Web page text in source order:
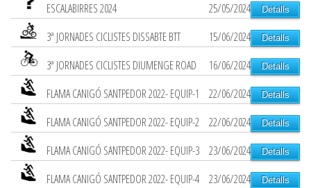
ESCALABIRRES 2024 25/05/2024 Detalls
3ª JORNADES CICLISTES DISSABTE BTT 15/06/2024 Detalls
3ª JORNADES CICLISTES DIUMENGE ROAD 16/06/2024 Detalls
FLAMA CANIGÓ SANTPEDOR 2022- EQUIP-1 22/06/2024 Detalls
FLAMA CANIGÓ SANTPEDOR 2022- EQUIP-2 22/06/2024 Detalls
FLAMA CANIGÓ SANTPEDOR 2022- EQUIP-3 23/06/2024 Detalls
FLAMA CANIGÓ SANTPEDOR 2022- EQUIP-4 23/06/2024 Detalls